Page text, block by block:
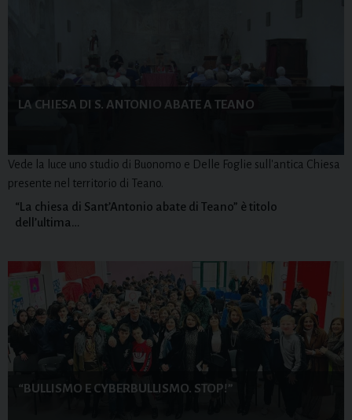
LA CHIESA DI S. ANTONIO ABATE A TEANO
Vede la luce uno studio di Buonomo e Delle Foglie sull'antica Chiesa
presente nel territorio di Teano.
“La chiesa di Sant’Antonio abate di Teano” è titolo
dell’ultima…
“BULLISMO E CYBERBULLISMO. STOP!”